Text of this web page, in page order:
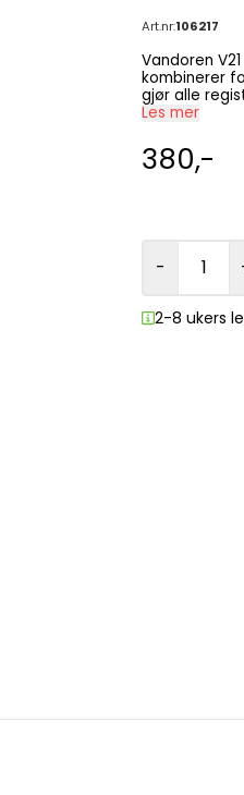
Art.nr:106217
Vandoren V21 fliser
kombinerer
gjør alle
gi deg
Les mer
380,-
-
2-8 ukers